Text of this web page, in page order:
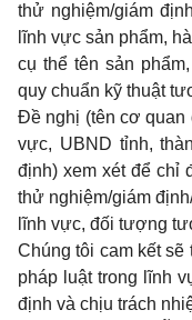
thử nghiệm/giám
lĩnh vực sản phẩm,
cụ thể tên sản
quy chuẩn kỹ thuật
Đề nghị (tên cơ quan
vực, UBND tỉnh,
định) xem xét để chỉ
thử nghiệm/giám
lĩnh vực, đối tượng
Chúng tôi cam kết
pháp luật trong lĩnh
định và chịu trách